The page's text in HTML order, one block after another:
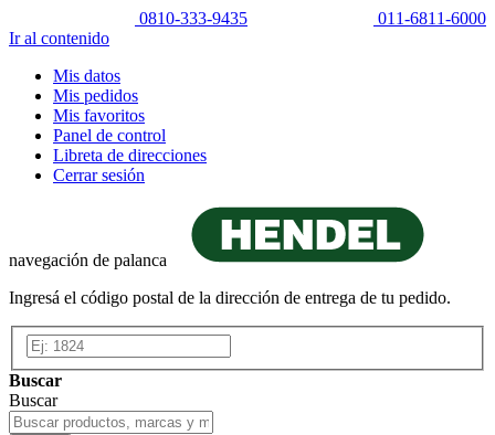
0810-333-9435
011-6811-6000
Ir al contenido
Mis datos
Mis pedidos
Mis favoritos
Panel de control
Libreta de direcciones
Cerrar sesión
navegación de palanca
Ingresá el código postal de la dirección de entrega de tu pedido.
Buscar
Buscar